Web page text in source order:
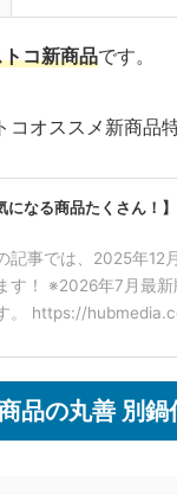
コ新商品です。
コオススメ新商品
になる商品たくさん！
記事では、2025年12
す！ ※2026年7月最
。 https://
品の丸善 別